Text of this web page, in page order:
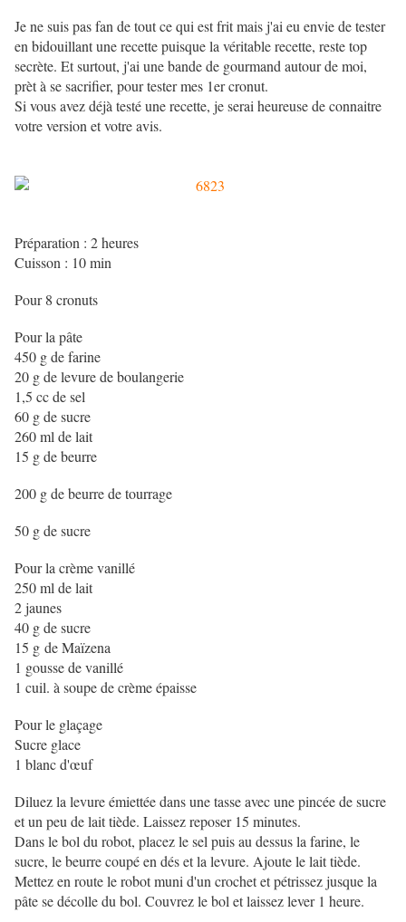
Je ne suis pas fan de tout ce qui est frit mais j'ai eu envie de tester
en bidouillant une recette puisque la véritable recette, reste top
secrète. Et surtout, j'ai une bande de gourmand autour de moi,
prèt à se sacrifier, pour tester mes 1er cronut.
Si vous avez déjà testé une recette, je serai heureuse de connaitre
votre version et votre avis.
Préparation : 2 heures
Cuisson : 10 min
Pour 8 cronuts
Pour la pâte
450 g de farine
20 g de levure de boulangerie
1,5 cc de sel
60 g de sucre
260 ml de lait
15 g de beurre
200 g de beurre de tourrage
50 g de sucre
Pour la crème vanillé
250 ml de lait
2 jaunes
40 g de sucre
15 g de Maïzena
1 gousse de vanillé
1 cuil. à soupe de crème épaisse
Pour le glaçage
Sucre glace
1 blanc d'œuf
Diluez la levure émiettée dans une tasse avec une pincée de sucre
et un peu de lait tiède. Laissez reposer 15 minutes.
Dans le bol du robot, placez le sel puis au dessus la farine, le
sucre, le beurre coupé en dés et la levure. Ajoute le lait tiède.
Mettez en route le robot muni d'un crochet et pétrissez jusque la
pâte se décolle du bol. Couvrez le bol et laissez lever 1 heure.